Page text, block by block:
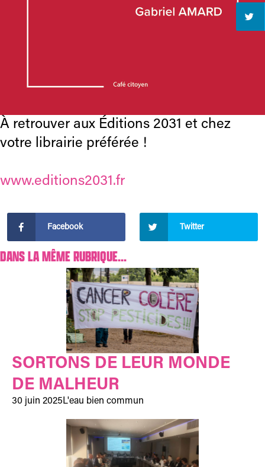
À retrouver aux Éditions 2031 et chez
votre librairie préférée !
www.editions2031.fr
Facebook Twitter
DANS LA MÊME RUBRIQUE...
SORTONS DE LEUR MONDE
DE MALHEUR
30 juin 2025 L'eau bien commun